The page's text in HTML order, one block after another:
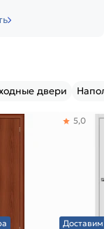
двери
Доставим
5,0